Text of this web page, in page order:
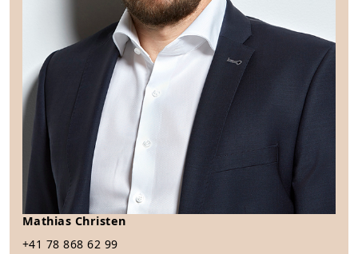
Mathias Christen
+41 78 868 62 99